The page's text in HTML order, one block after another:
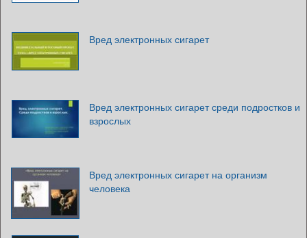
Вред электронных сигарет
Вред электронных сигарет среди подростков и
взрослых
Вред электронных сигарет на организм
человека